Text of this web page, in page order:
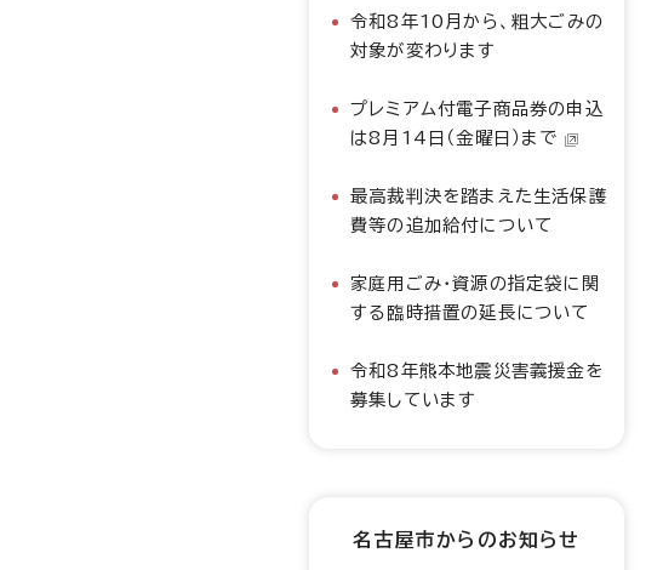
令和8年10月から、粗大ごみの
対象が変わります
プレミアム付電子商品券の申込
は8月14日（金曜日）まで
最高裁判決を踏まえた生活保護
費等の追加給付について
家庭用ごみ・資源の指定袋に関
する臨時措置の延長について
令和8年熊本地震災害義援金を
募集しています
名古屋市からのお知らせ